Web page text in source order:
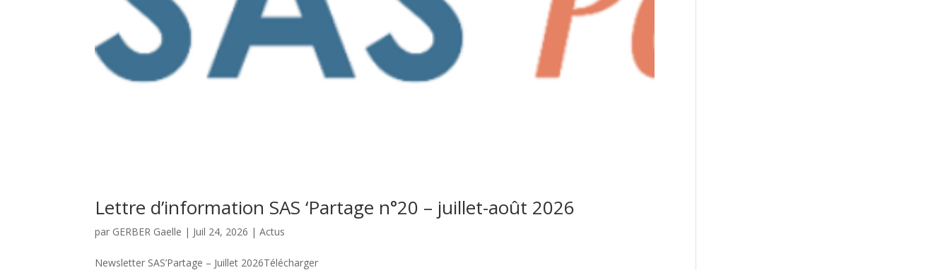
Lettre d’information SAS ‘Partage n°20 – juillet-août 2026
par GERBER Gaelle | Juil 24, 2026 |Actus
Newsletter SAS’Partage – Juillet 2026Télécharger